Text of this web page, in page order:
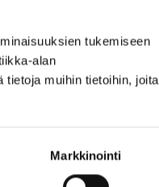
tukemiseen
alan
muihin tietoihin, joita
Markkinointi